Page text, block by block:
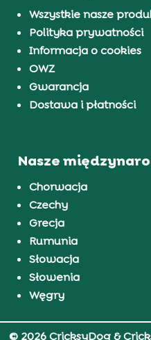
Wszystkie nasze
Polityka prywatności
Informacja o cookies
OWZ
Gwarancja
Dostawa i płatności
Nasze
Chorwacja
Czechy
Grecja
Rumunia
Słowacja
Słowenia
Węgry
© 2026 CricksyDog &